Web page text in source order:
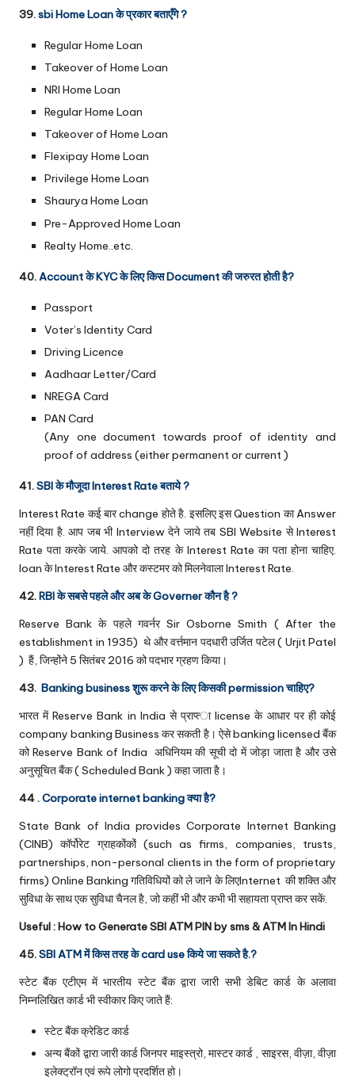
39.sbi Home Loan के प्रकार बताएँगे ?
Regular Home Loan
Takeover of Home Loan
NRI Home Loan
Regular Home Loan
Takeover of Home Loan
Flexipay Home Loan
Privilege Home Loan
Shaurya Home Loan
Pre-Approved Home Loan
Realty Home..etc.
40.Account के KYC के लिए किस Document की जरुरत होती है?
Passport
Voter’s Identity Card
Driving Licence
Aadhaar Letter/Card
NREGA Card
PAN Card
(Any one document towards proof of identity and
proof of address (either permanent or current )
41.SBI के मौजूदा Interest Rate बताये ?
Interest Rate कई बार change होते है. इसलिए इस Question का Answer
नहीं दिया है. आप जब भी Interview देने जाये तब SBI Website से Interest
Rate पता करके जाये. आपको दो तरह के Interest Rate का पता होना चाहिए.
loan के Interest Rate और कस्टमर को मिलनेवाला Interest Rate.
42.RBI के सबसे पहले और अब के Governer कौन है ?
Reserve Bank के पहले गवर्नर Sir Osborne Smith ( After the
establishment in 1935) थे और वर्त्तमान पदधारी उर्जित पटेल ( Urjit Patel
) हैं, जिन्होंने 5 सितंबर 2016 को पदभार ग्रहण किया।
43. Banking business शुरू करने के लिए किसकी permission चाहिए?
भारत में Reserve Bank in India से प्राप्‍त्‍ा license के आधार पर ही कोई
company banking Business कर सकती है। ऐसे banking licensed बैंक
को Reserve Bank of India अधिनियम की सूची दो में जोड़ा जाता है और उसे
अनुसूचित बैंक ( Scheduled Bank ) कहा जाता है।
44 .Corporate internet banking क्या है?
State Bank of India provides Corporate Internet Banking
(CINB) कॉर्पोरेट ग्राहकोंकों (such as firms, companies, trusts,
partnerships, non-personal clients in the form of proprietary
firms) Online Banking गतिविधियों को ले जाने के लिएInternet की शक्ति और
सुविधा के साथ एक सुविधा चैनल है, जो कहीं भी और कभी भी सहायता प्राप्त कर सकें.
Useful :How to Generate SBI ATM PIN by sms & ATM In Hindi
45.SBI ATM में किस तरह के card use किये जा सकते है.?
स्टेट बैंक एटीएम में भारतीय स्टेट बैंक द्वारा जारी सभी डेबिट कार्ड के अलावा
निम्नलिखित कार्ड भी स्वीकार किए जाते हैं:
स्टेट बैंक क्रेडिट कार्ड
अन्य बैंकों द्वारा जारी कार्ड जिनपर माइस्त्रो, मास्टर कार्ड , साइरस, वीज़ा, वीज़ा
इलेक्ट्रॉन एवं रूपे लोगो प्रदर्शित हो।